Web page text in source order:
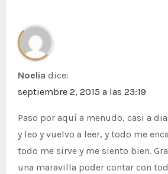
Noelia dice:
septiembre 2, 2015 a las 23:19
Paso por aquí a menudo, casi a
y leo y vuelvo a leer, y todo me
todo me sirve y me siento bien.
una maravilla poder contar con